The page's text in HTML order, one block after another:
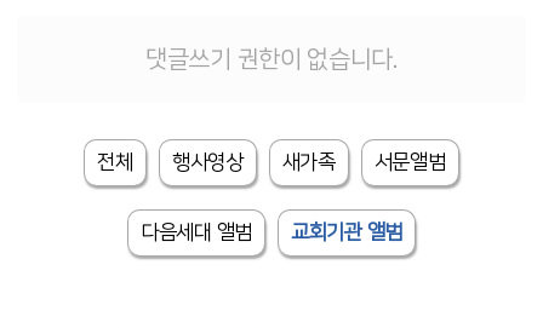
댓글쓰기 권한이 없습니다.
전체 행사영상 새가족 서문앨범
다음세대 앨범 교회기관 앨범